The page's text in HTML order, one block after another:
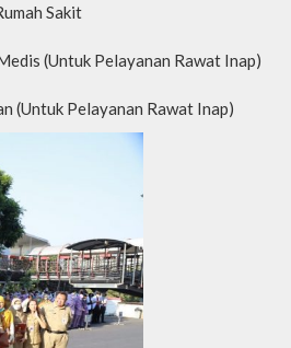
Sakit
(Untuk Pelayanan Rawat Inap)
(Untuk Pelayanan Rawat Inap)